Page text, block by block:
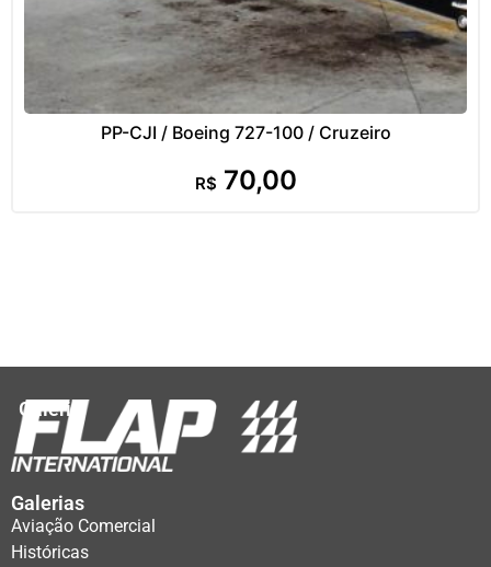
PP-CJI / Boeing 727-100 / Cruzeiro
R$ 70,00
Galeria
Galerias
Aviação Comercial
Históricas